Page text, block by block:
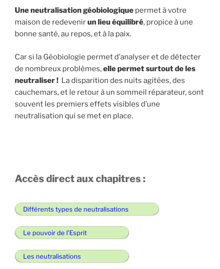
Une neutralisation géobiologique permet à votre
maison de redevenirun lieu équilibré, propice à une
bonne santé, au repos, et à la paix.
Car si la Géobiologie permet d’analyser et de détecter
de nombreux problèmes,elle permet surtout de les
neutraliser ! La disparition des nuits agitées, des
cauchemars, et le retour à un sommeil réparateur, sont
souvent les premiers effets visibles d’une
neutralisation qui se met en place.
Accès direct aux chapitres :
Différents types de neutralisations
Le pouvoir de l’Esprit
Les neutralisations